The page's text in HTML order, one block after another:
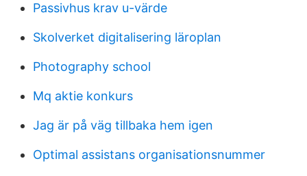
Passivhus krav u-värde
Skolverket digitalisering läroplan
Photography school
Mq aktie konkurs
Jag är på väg tillbaka hem igen
Optimal assistans organisationsnummer